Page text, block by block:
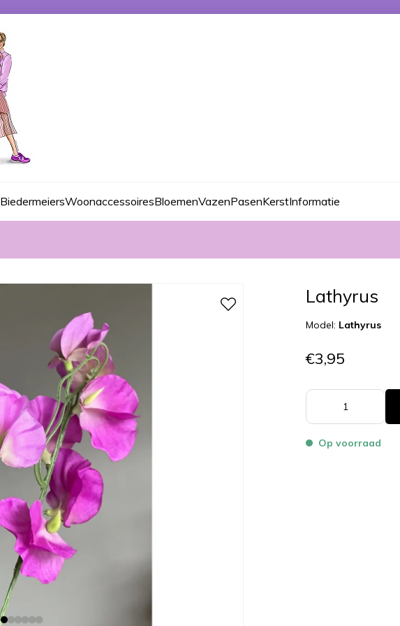
BiedermeiersWoonaccessoiresBloemenVazenPasenKerstInformatie
Lathyrus
Model: Lathyrus
€3,95
Op voorraad